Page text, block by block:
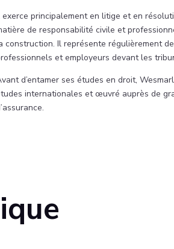
exerce principalement en litige et en
de responsabilité civile et
construction. Il représente régulièrement
et employeurs devant les
d’entamer ses études en droit,
internationales et œuvré auprès de